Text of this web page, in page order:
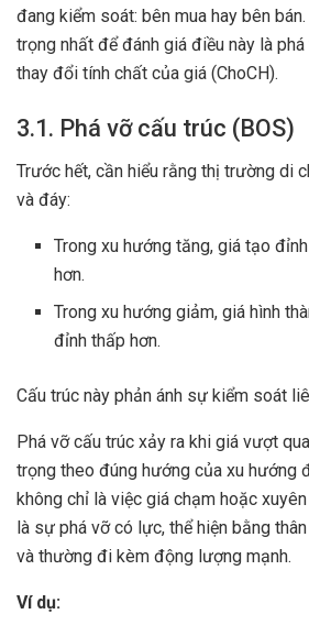
đang kiểm soát: bên mua hay bên
trọng nhất để đánh giá điều này là
thay đổi tính chất của giá (ChoCH).
3.1. Phá vỡ cấu trúc (BOS)
Trước hết, cần hiểu rằng thị trường di
và đáy:
Trong xu hướng tăng, giá tạo
hơn.
Trong xu hướng giảm, giá hình
đỉnh thấp hơn.
Cấu trúc này phản ánh sự kiểm soát
Phá vỡ cấu trúc xảy ra khi giá vượt
trọng theo đúng hướng của xu hướng
không chỉ là việc giá chạm hoặc
là sự phá vỡ có lực, thể hiện bằng
và thường đi kèm động lượng mạnh.
Ví dụ: